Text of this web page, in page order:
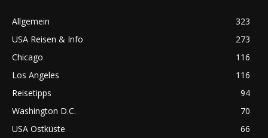
Allgemein
323
USA Reisen & Info
273
Chicago
116
Los Angeles
116
Reisetipps
94
Washington D.C.
70
USA Ostküste
66